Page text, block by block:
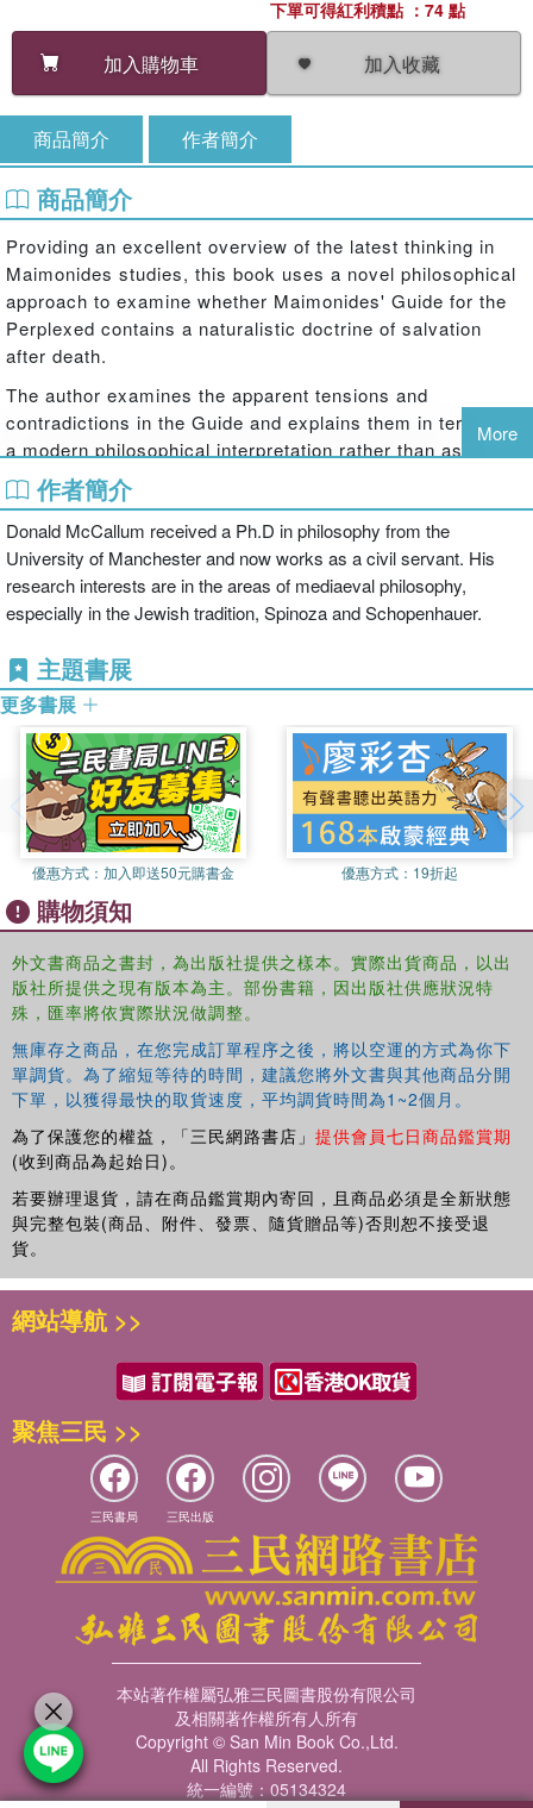
加入購物車 加入收藏
下單可得紅利積點 ：74 點
商品簡介 作者簡介
商品簡介
Providing an excellent overview of the latest thinking in
Maimonides studies, this book uses a novel philosophical
approach to examine whether Maimonides' Guide for the
Perplexed contains a naturalistic doctrine of salvation
after death.
The author examines the apparent tensions and
contradictions in the Guide and explains them in terms of
a modern philosophical interpretation rather than as
evidence of some esoteric meaning hidden in the text.
More
作者簡介
Donald McCallum received a Ph.D in philosophy from the
University of Manchester and now works as a civil servant. His
research interests are in the areas of mediaeval philosophy,
especially in the Jewish tradition, Spinoza and Schopenhauer.
主題書展
更多書展
優惠方式： 加入即送50元購書金 優惠方式： 19折起
購物須知
外文書商品之書封，為出版社提供之樣本。實際出貨商品，以出
版社所提供之現有版本為主。部份書籍，因出版社供應狀況特
殊，匯率將依實際狀況做調整。
無庫存之商品，在您完成訂單程序之後，將以空運的方式為你下
單調貨。為了縮短等待的時間，建議您將外文書與其他商品分開
下單，以獲得最快的取貨速度，平均調貨時間為1~2個月。
為了保護您的權益，「三民網路書店」 提供會員七日商品鑑賞期
(收到商品為起始日)。
若要辦理退貨，請在商品鑑賞期內寄回，且商品必須是全新狀態
與完整包裝(商品、附件、發票、隨貨贈品等)否則恕不接受退
貨。
網站導航 >>
聚焦三民 >>
三民書局 三民出版
本站著作權屬弘雅三民圖書股份有限公司
及相關著作權所有人所有
Copyright © San Min Book Co.,Ltd.
All Rights Reserved.
統一編號：05134324